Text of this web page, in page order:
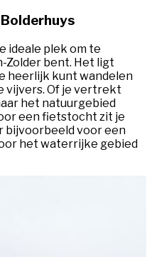
ideale plek om te
Zolder bent. Het ligt
heerlijk kunt wandelen
vijvers. Of je vertrekt
het natuurgebied
een fietstocht zit je
bijvoorbeeld voor een
het waterrijke gebied